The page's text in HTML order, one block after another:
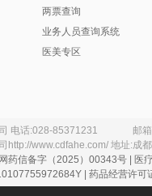
业有限公司
制药有限公司
金鼎药业有限公司
康药业有限公司
药有限公司
药业有限公司
包装厂
两票查询
业务人员查询系统
医美专区
电话:028-85371231 邮
http://www.cdfahe.com/ 地址:成
药信备字（2025）00343号 | 医
| 药品经营许